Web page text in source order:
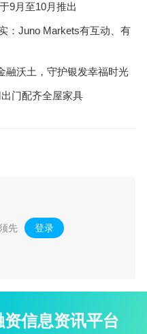
9月至10月推出
：Juno Markets有互动、有
融沃土，守护银发幸福时光
门配齐全屋家具
先 登录 。
信息资讯平台